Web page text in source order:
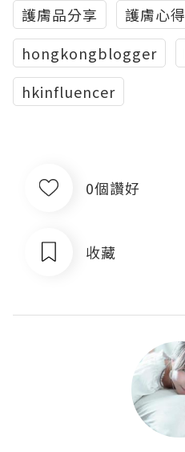
護膚品分享
護膚心得
hongkongblogger
hkinfluencer
0個讚好
收藏